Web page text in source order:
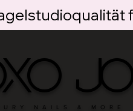
NAILS & MORE